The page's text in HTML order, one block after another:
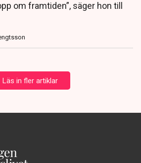
om framtiden”, säger hon till
Läs in fler artiklar